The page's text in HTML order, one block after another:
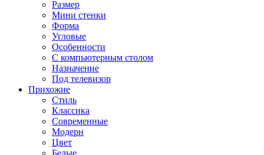
Размер
Мини стенки
Форма
Угловые
Особенности
С компьютерным столом
Назначение
Под телевизор
Прихожие
Стиль
Классика
Современные
Модерн
Цвет
Белые